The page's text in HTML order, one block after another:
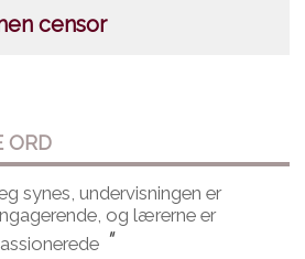
censor
ORD
synes, undervisningen er
og lærerne er
"